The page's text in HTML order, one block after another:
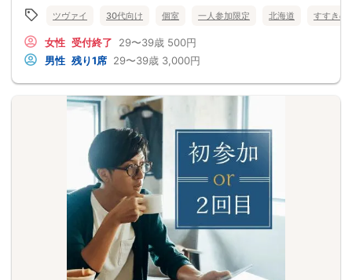
ツヴァイ 30代向け 個室 一人参加限定 北海道 すすきの
女性 受付終了 29〜39歳 500円
男性 残り1席 29〜39歳 3,000円